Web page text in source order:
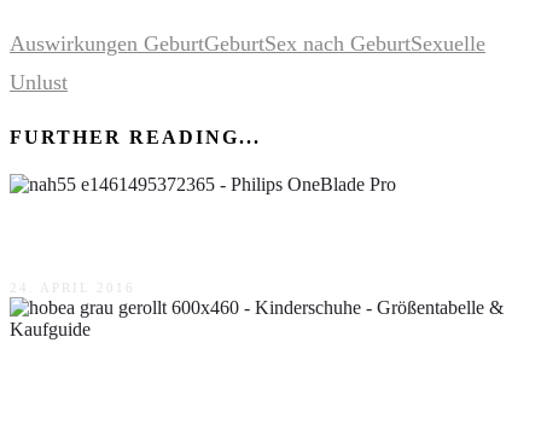
Auswirkungen GeburtGeburtSex nach GeburtSexuelle
Unlust
FURTHER READING...
24. APRIL 2016